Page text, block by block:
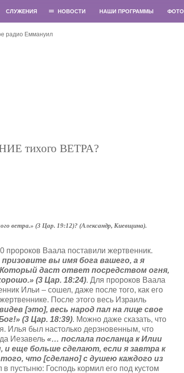
СЛУЖЕНИЯ НОВОСТИ НАШИ ПРОГРАММЫ ФОТО
тихого ВЕТРА?
ветра.» (3 Цар. 19:12)? (Александр, Киевщина).
пророков Ваала поставили жертвенник.
вы имя бога вашего, а я
Который даст ответ посредством огня,
(3 Цар. 18:24). Для пророков Ваала
Ильи – сошел, даже после того, как его
После этого весь Израиль
[это], весь народ пал на лице свое
(3 Цар. 18:39). Можно даже сказать, что
Илья был настолько дерзновенным, что
Иезавель «… послала посланца к Илии
еще больше сделают, если я завтра к
что [сделано] с душею каждого из
в пустыню: Господь кормил его под кустом